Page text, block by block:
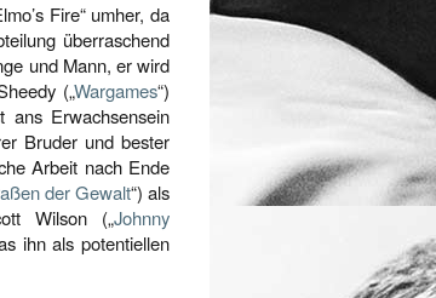
Fire“ umher, da
überraschend
und Mann, er wird
(„Wargames“)
Erwachsensein
Bruder und bester
Arbeit nach Ende
der Gewalt“) als
Wilson („Johnny
ihn als potentiellen